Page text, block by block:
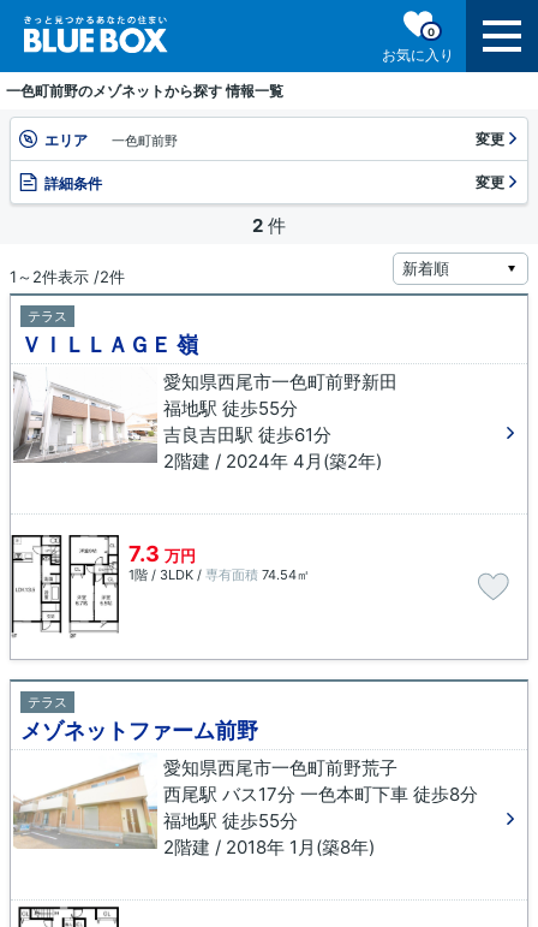
お気に入り
0
一色町前野のメゾネットから探す 情報一覧
エリア 一色町前野 変更
詳細条件 変更
2 件
1～2件表示 /2件
テラス
ＶＩＬＬＡＧＥ 嶺
愛知県西尾市一色町前野新田
福地駅 徒歩55分
吉良吉田駅 徒歩61分
2階建 / 2024年 4月(築2年)
7.3 万円
1階 / 3LDK / 専有面積 74.54㎡
テラス
メゾネットファーム前野
愛知県西尾市一色町前野荒子
西尾駅 バス17分 一色本町下車 徒歩8分
福地駅 徒歩55分
2階建 / 2018年 1月(築8年)